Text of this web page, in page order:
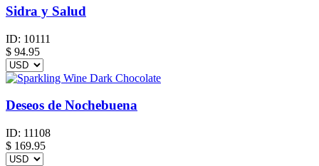
Sidra y Salud
ID: 10111
$ 94.95
Deseos de Nochebuena
ID: 11108
$ 169.95